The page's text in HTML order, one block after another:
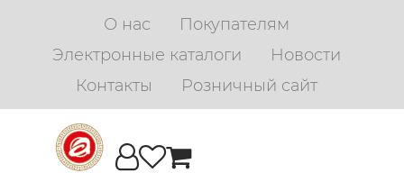
О нас
Покупателям
Электронные каталоги
Новости
Контакты
Розничный сайт